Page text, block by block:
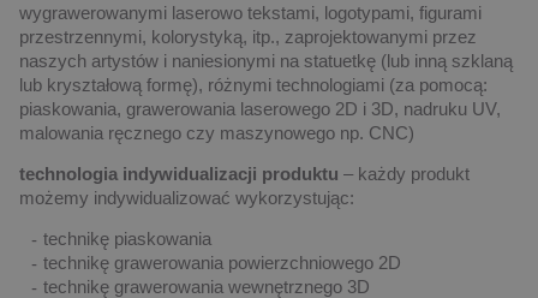
wygrawerowanymi laserowo tekstami, logotypami, figurami
przestrzennymi, kolorystyką, itp., zaprojektowanymi przez
naszych artystów i naniesionymi na statuetkę (lub inną szklaną
lub kryształową formę), różnymi technologiami (za pomocą:
piaskowania, grawerowania laserowego 2D i 3D, nadruku UV,
malowania ręcznego czy maszynowego np. CNC)
technologia indywidualizacji produktu – każdy produkt
możemy indywidualizować wykorzystując:
technikę piaskowania
technikę grawerowania powierzchniowego 2D
technikę grawerowania wewnętrznego 3D